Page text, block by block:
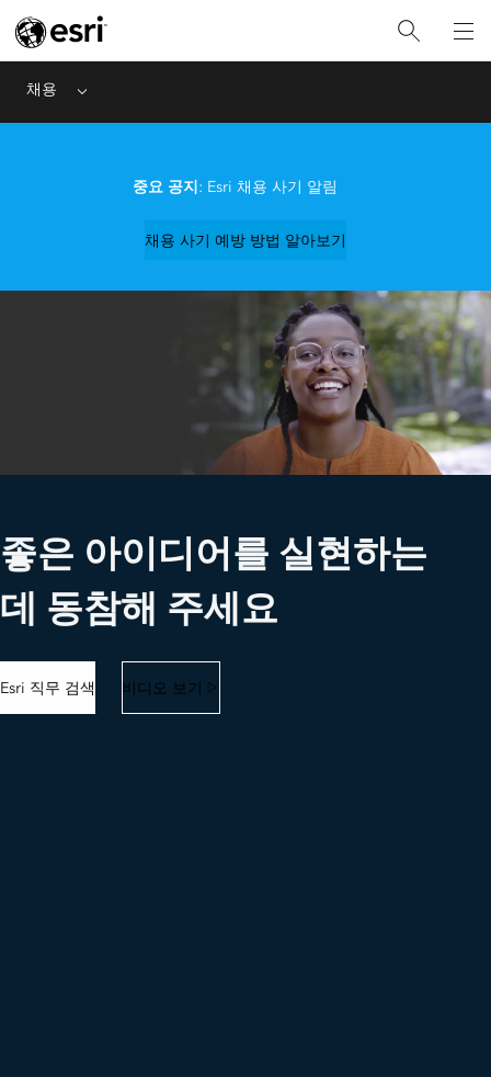
채용 Menu
중요 공지: Esri 채용 사기 알림
채용 사기 예방 방법 알아보기
좋은 아이디어를 실현하는
데 동참해 주세요
Esri 직무 검색 비디오 보기